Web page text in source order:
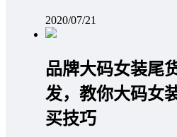
2020/07/21
品牌大码女装尾
发，教你大码女
买技巧